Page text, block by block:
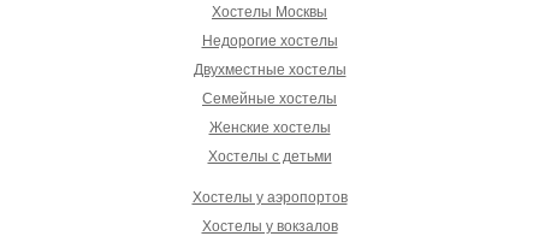
Хостелы Москвы
Недорогие хостелы
Двухместные хостелы
Семейные хостелы
Женские хостелы
Хостелы с детьми
Хостелы у аэропортов
Хостелы у вокзалов